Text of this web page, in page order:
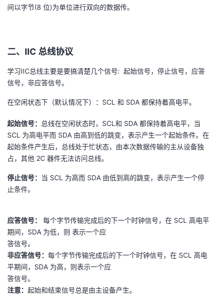
的
我
证
实
验
的
收
藏
技
持
的
建
议
间以字节(8 位)为单位进行双向的数据传。
二、IIC 总线协议
学习IIC总线主要是要搞清楚几个信号: 起始信号，停止信号，应答
信号，非应答信号。
在空闲状态下（默认情况下）：SCL 和 SDA 都保持着高电平。
起始信号： 总线在空闲状态时，SCL和 SDA 都保持着高电平，当
SCL 为高电平而 SDA 由高到低的跳变，表示产生一个起始条件。在
起始条件产生后，总线处于忙状态，由本次数据传输的主从设备独
占，其他 2C 器件无法访问总线。
停止信号：
当 SCL 为高而 SDA 由低到高的跳变，表示产生一个停
止条件。
应答信号：
每个字节传输完成后的下一个时钟信号，在 SCL 高电平
期间，SDA 为低，则 表示一个应
答信号。
非应答信号： 每个字节传输完成后的下一个时钟信号，在 SCL 高电
平期间，SDA 为高，则表示一个应
答信号。
注意： 起始和结束信号总是由主设备产生。